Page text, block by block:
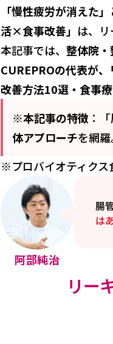
「慢性疲労が消えた」
活×食事改善」 は、
本記事では、 整体院
CUREPROの代表が
改善方法10選・食事
※本記事の特徴 ：
体アプローチを網羅
※プロバイオティクス
阿部純治
腸
は
リー